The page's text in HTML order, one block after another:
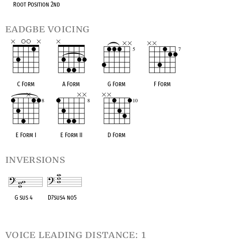
Root Position 2nd
eadgbe voicing
C Form A Form G Form F Form
E Form I E Form II D Form
inversions
G sus 4 D7sus4 no5
voice leading distance: 1